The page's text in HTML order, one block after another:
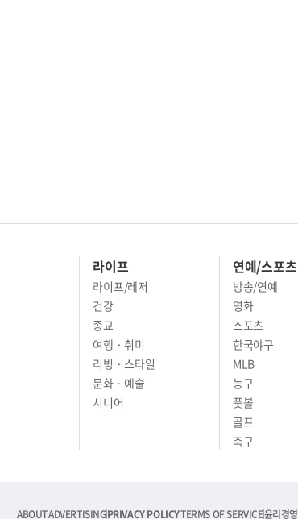
라이프
라이프/레저
건강
종교
여행 · 취미
리빙 · 스타일
문화 · 예술
시니어
연예/스포츠
방송/연예
영화
스포츠
한국야구
MLB
농구
풋볼
골프
축구
ABOUTADVERTISINGPRIVACY POLICYTERMS OF SERVICE윤리경영